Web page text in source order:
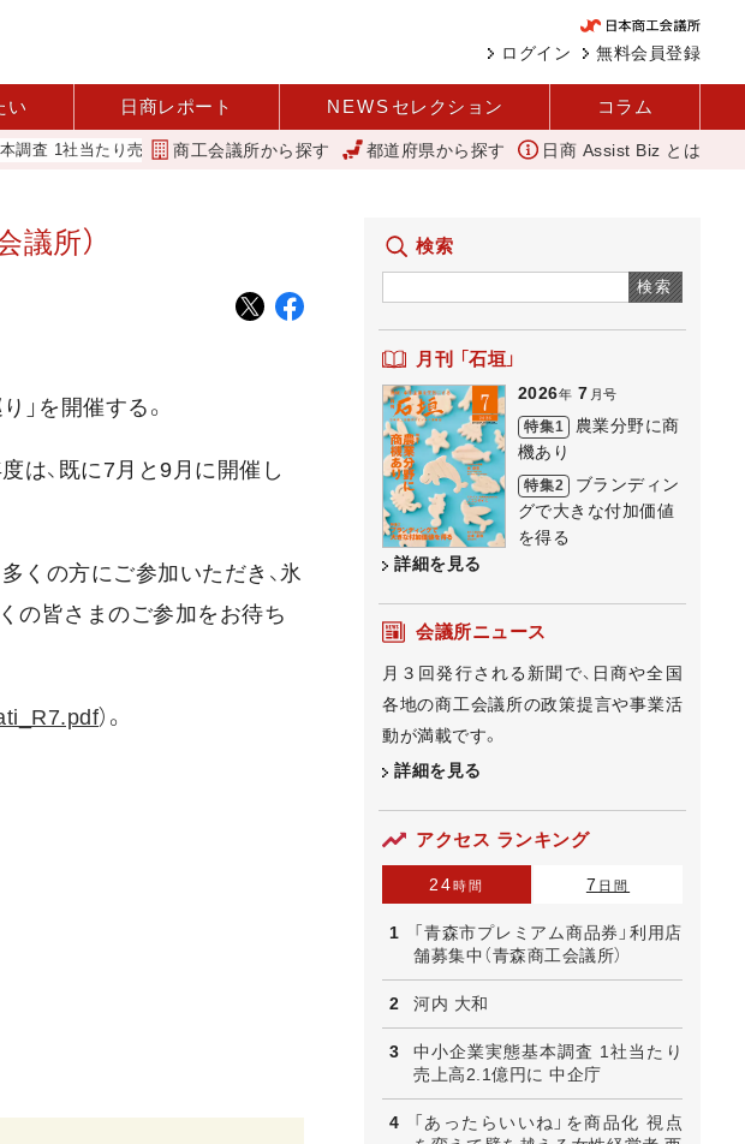
無料会員登録
ログイン
い 日商レポート NEWS セレクション コラム
1社当たり売上高2.1億円に 中企庁 「あったらいいね」を商品化 視点を変えて壁を越える女性
商工会議所から探す 都道府県から探す 日商 Assist Biz とは
議所）
」を開催する。
は、既に7月と9月に開催し
くの方にご参加いただき、氷
の皆さまのご参加をお待ち
）。
検索
検索
月刊 「石垣」
2026年 7 月号
特集1
農業分野に商
機あり
特集2
ブランディン
グで大きな付加価値
を得る
詳細を見る
会議所ニュース
月３回発行される新聞で、日商や全国
各地の商工会議所の政策提言や事業活
動が満載です。
詳細を見る
アクセス ランキング
24時間 7 日間
「青森市プレミアム商品券」利用店
舗募集中（青森商工会議所）
河内 大和
中小企業実態基本調査 1社当たり
売上高2.1億円に 中企庁
「あったらいいね」を商品化 視点